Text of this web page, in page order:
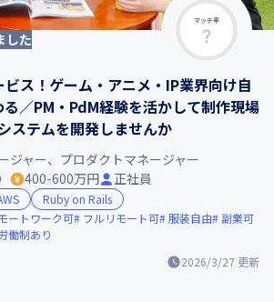
マッチ率
した
ス！ゲーム・アニメ・IP業界向け自
／PM・PdM経験を活かして制作現場
ステムを開発しませんか
2026/3/27 更新
ジャー、プロダクトマネージャー
400-600万円 正社員
Ruby on Rails
ートワーク可 フルリモート可 服装自由
副業可
働制あり